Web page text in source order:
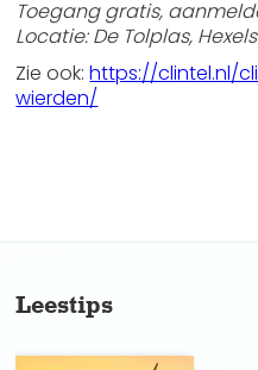
Toegang gratis,
Locatie: De Tolplas,
Zie ook:https://clintel.nl/
wierden/
Leestips